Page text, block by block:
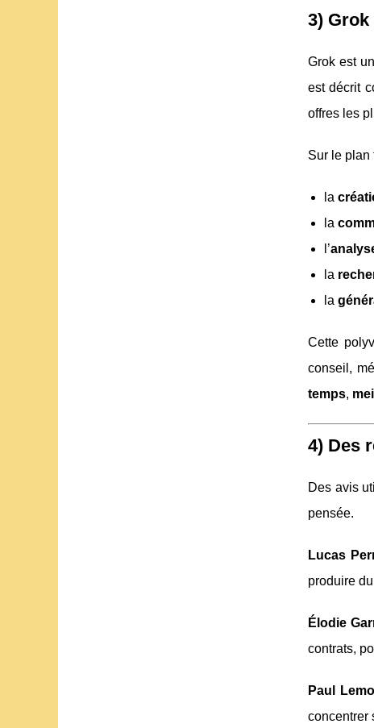
3)
Grok est un
est décrit
offres les
Sur le plan
la
la
l’
la
la
Cette
conseil,
temps,
4) Des
Des avis
pensée.
Lucas
produire
Élodie
contrats,
Paul
concentrer